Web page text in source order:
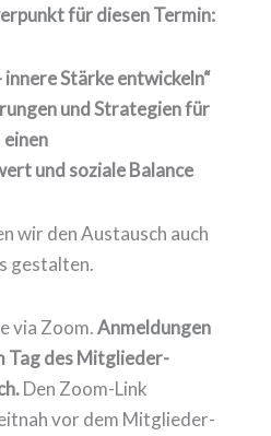
für diesen Termin:
innere Stärke entwickeln“
und Strategien für
einen
und soziale Balance
wir den Austausch auch
gestalten.
via Zoom.Anmeldungen
Tag des Mitglieder-
Den Zoom-Link
vor dem Mitglieder-